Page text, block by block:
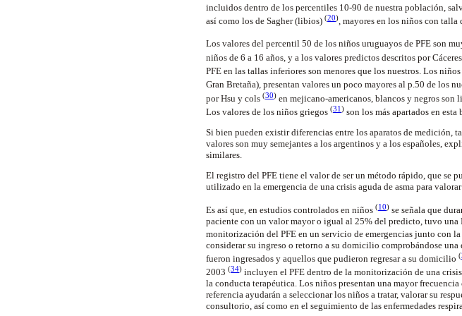
incluidos dentro de los percentiles 10-90 de nuestra población,
así como los de Sagher (libios) (20) , mayores en los niños con talla
Los valores del percentil 50 de los niños uruguayos de PFE son
niños de 6 a 16 años, y a los valores predictos descritos por
PFE en las tallas inferiores son menores que los nuestros. Los
Gran Bretaña), presentan valores un poco mayores al p.50 de los
por Hsu y cols (30) en mejicano-americanos, blancos y negros son
Los valores de los niños griegos (31) son los más apartados en
Si bien pueden existir diferencias entre los aparatos de medición,
valores son muy semejantes a los argentinos y a los españoles,
similares.
El registro del PFE tiene el valor de ser un método rápido, que se
utilizado en la emergencia de una crisis aguda de asma para
Es así que, en estudios controlados en niños (10) se señala que
paciente con un valor mayor o igual al 25% del predicto, tuvo una
monitorización del PFE en un servicio de emergencias junto con
considerar su ingreso o retorno a su domicilio comprobándose
fueron ingresados y aquellos que pudieron regresar a su domicilio (
2003 (34) incluyen el PFE dentro de la monitorización de una
la conducta terapéutica. Los niños presentan una mayor
referencia ayudarán a seleccionar los niños a tratar, valorar su
consultorio, así como en el seguimiento de las enfermedades